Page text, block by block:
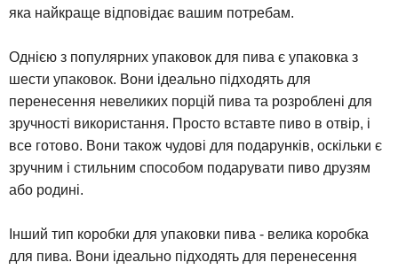
яка найкраще відповідає вашим потребам.
Однією з популярних упаковок для пива є упаковка з
шести упаковок. Вони ідеально підходять для
перенесення невеликих порцій пива та розроблені для
зручності використання. Просто вставте пиво в отвір, і
все готово. Вони також чудові для подарунків, оскільки є
зручним і стильним способом подарувати пиво друзям
або родині.
Інший тип коробки для упаковки пива - велика коробка
для пива. Вони ідеально підходять для перенесення